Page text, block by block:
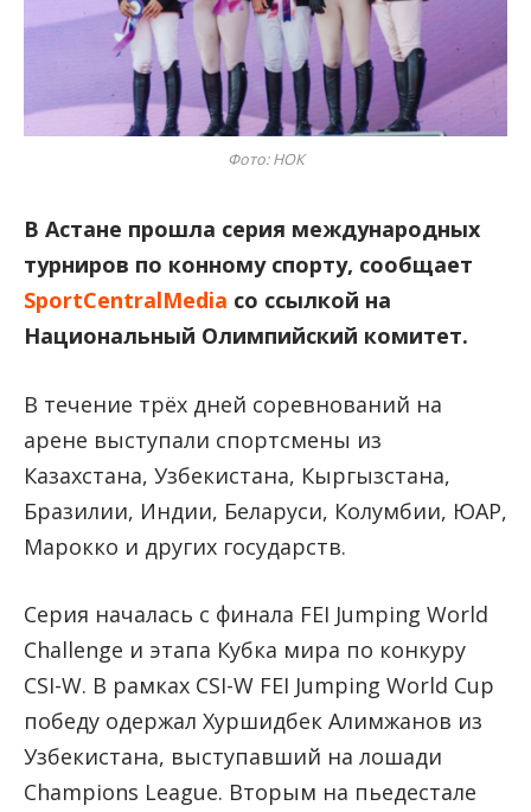
Фото: НОК
В Астане прошла серия международных
турниров по конному спорту, сообщает
SportCentralMedia со ссылкой на
Национальный Олимпийский комитет.
В течение трёх дней соревнований на
арене выступали спортсмены из
Казахстана, Узбекистана, Кыргызстана,
Бразилии, Индии, Беларуси, Колумбии, ЮАР,
Марокко и других государств.
Серия началась с финала FEI Jumping World
Challenge и этапа Кубка мира по конкуру
CSI-W. В рамках CSI-W FEI Jumping World Cup
победу одержал Хуршидбек Алимжанов из
Узбекистана, выступавший на лошади
Champions League. Вторым на пьедестале